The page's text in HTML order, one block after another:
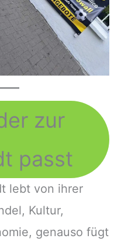
zur
passt
lebt von ihrer
Kultur,
genauso fügt